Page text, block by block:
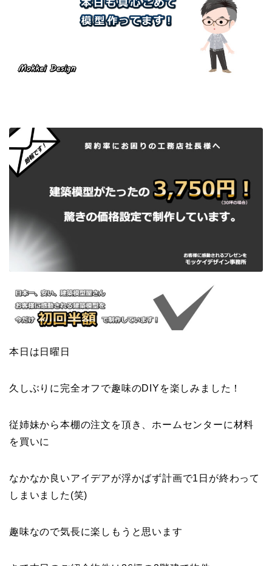
本日は日曜日
久しぶりに完全オフで趣味のDIYを楽しみました！
従姉妹から本棚の注文を頂き、ホームセンターに材料
を買いに
なかなか良いアイデアが浮かばず計画で1日が終わって
しまいました(笑)
趣味なので気長に楽しもうと思います